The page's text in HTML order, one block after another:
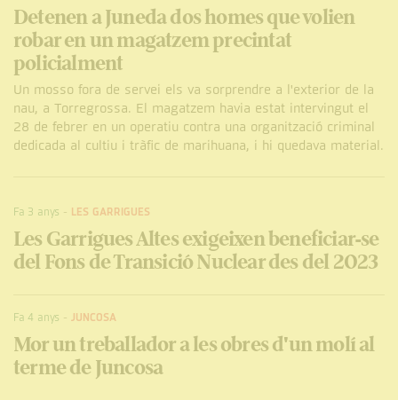
Detenen a Juneda dos homes que volien
robar en un magatzem precintat
policialment
Un mosso fora de servei els va sorprendre a l'exterior de la
nau, a Torregrossa. El magatzem havia estat intervingut el
28 de febrer en un operatiu contra una organització criminal
dedicada al cultiu i tràfic de marihuana, i hi quedava material.
Fa 3 anys - LES GARRIGUES
Les Garrigues Altes exigeixen beneficiar-se
del Fons de Transició Nuclear des del 2023
Fa 4 anys -JUNCOSA
Mor un treballador a les obres d'un molí al
terme de Juncosa